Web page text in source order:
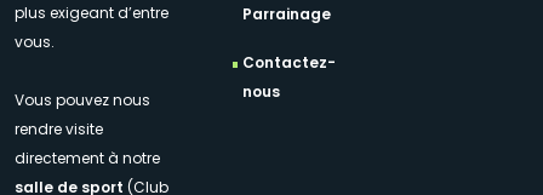
plus exigeant d’entre
vous.
Vous pouvez nous
rendre visite
directement à notre
salle de sport (Club
Parrainage
Contactez-
nous